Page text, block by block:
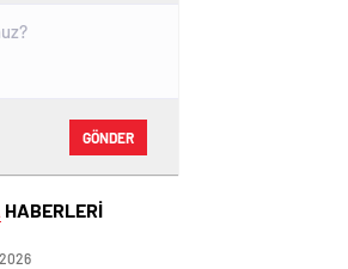
GÖNDER
HABERLERİ